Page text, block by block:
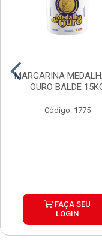
MARGARINA
OURO BALDE
Código: 1775
FAÇA SEU
LOGIN